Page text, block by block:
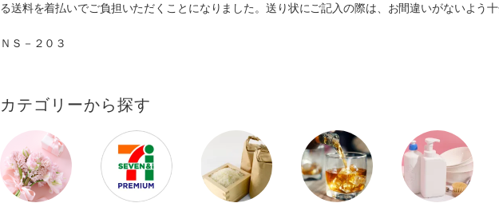
る送料を着払いでご負担いただくことになりました。送り状にご記入の際は、お間違いがないよう十
ＮＳ－２０３
カテゴリーから探す